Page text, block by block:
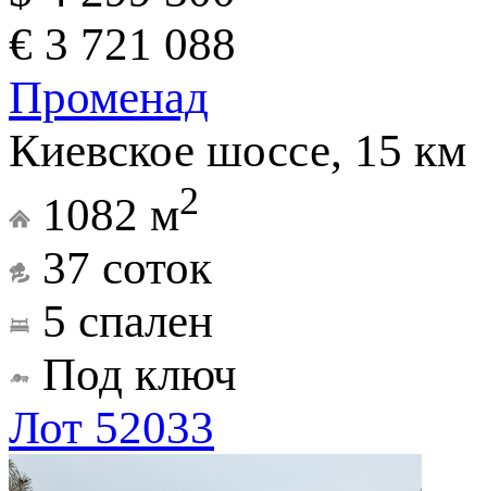
€ 3 721 088
Променад
Киевское шоссе, 15 км
1082 м2
37 соток
5 спален
Под ключ
Лот 52033